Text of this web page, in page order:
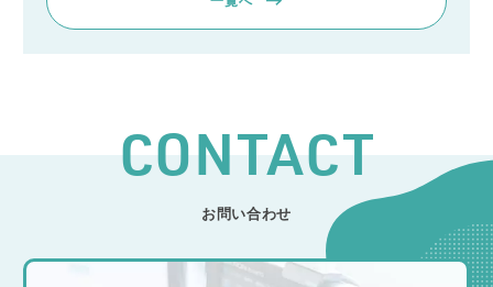
CONTACT
お問い合わせ